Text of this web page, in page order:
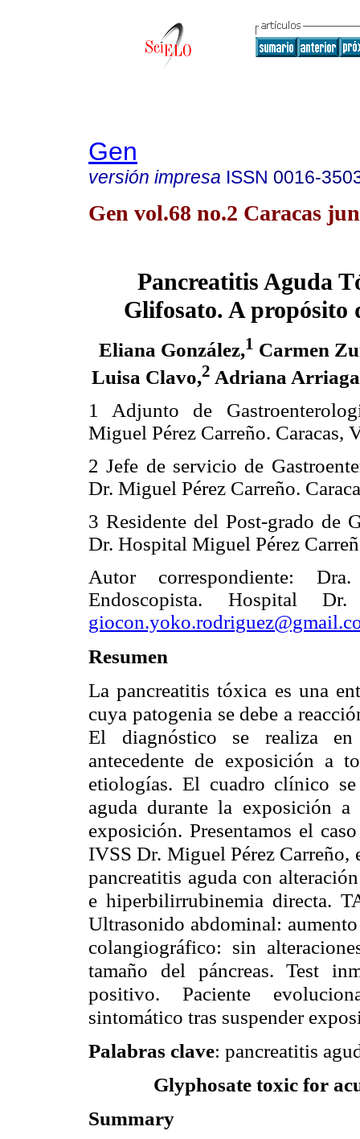
Gen
versión impresa ISSN 0016-
Gen vol.68 no.2 Caracas
Pancreatitis Aguda
Glifosato. A propósito
Eliana González,1 Carmen
Luisa Clavo,2 Adriana
1 Adjunto de
Miguel Pérez Carreño. Caracas,
2 Jefe de servicio de
Dr. Miguel Pérez Carreño.
3 Residente del Post-grado de
Dr. Hospital Miguel Pérez
Autor correspondiente:
Endoscopista. Hospital
Resumen
La pancreatitis tóxica es una
cuya patogenia se debe a
El diagnóstico se realiza
antecedente de exposición a
etiologías. El cuadro clínico
aguda durante la exposición
exposición. Presentamos el
IVSS Dr. Miguel Pérez
pancreatitis aguda con
e hiperbilirrubinemia directa.
Ultrasonido abdominal:
colangiográfico: sin
tamaño del páncreas. Test
positivo. Paciente
sintomático tras suspender
Palabras clave: pancreatitis
Glyphosate toxic for
Summary